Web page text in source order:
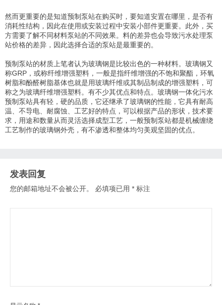
然而更重要的是知道预制泵站在购买时，要知道安置在哪里，是否有
消耗性结构，因此在使用或安装过程中安装小部件更重要。此外，买
方需要了解不同材料泵站的不同效果。料的差异也会导致污水处理泵
站价格的差异，因此选择合适的泵站是最重要的。
预制泵站的材质上笔者认为玻璃钢是比较出色的一种材料。玻璃钢又
称GRP，或称纤维增强塑料，一般是指纤维增强的不饱和聚酯，环氧
树脂和酚醛树脂基体也就是用玻璃纤维或其制品制成的增强塑料，可
称之为玻璃纤维增强塑料。有不少其优点和特点。玻璃钢一体化污水
预制泵站具有轻，硬的品质，它还继承了玻璃钢的性能，它具有耐高
温、 不导电、 耐腐蚀、工艺好的特点，可以根据产品的形状，技术要
求，用途和数量从而灵活选择成型工艺，一般预制泵站都是机械缠绕
工艺制作的玻璃钢外壳，有不渗透和整体均匀美观坚固的优点。
发表回复
您的邮箱地址不会被公开。 必填项已用 * 标注